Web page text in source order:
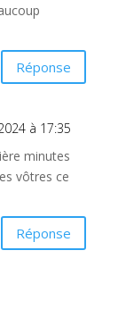
Réponse
à 17:35
minutes
vôtres ce
Réponse